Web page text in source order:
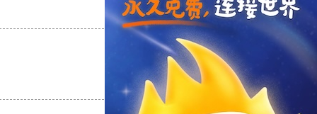
支持[0] 反对[0]
支持[0] 反对[0]